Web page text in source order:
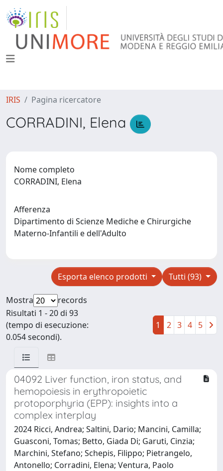
IRIS Pagina ricercatore
CORRADINI, Elena
Nome completo
CORRADINI, Elena
Afferenza
Dipartimento di Scienze Mediche e Chirurgiche
Materno-Infantili e dell'Adulto
Tutti (93)
Esporta elenco prodotti
Mostra
records
Risultati 1 - 20 di 93
(tempo di esecuzione:
0.054 secondi).
1 2 3 4 5
04092 Liver function, iron status, and
hemopoiesis in erythropoietic
protoporphyria (EPP): insights into a
complex interplay
2024 Ricci, Andrea; Saltini, Dario; Mancini, Camilla;
Guasconi, Tomas; Betto, Giada Di; Garuti, Cinzia;
Marchini, Stefano; Schepis, Filippo; Pietrangelo,
Antonello; Corradini, Elena; Ventura, Paolo